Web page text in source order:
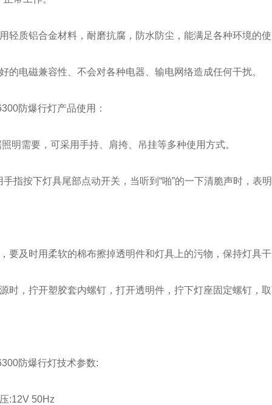
轻质铝合金材料，耐磨抗腐，防水防尘，能满足各种环境的
的电磁兼容性、不会对各种电器、输电网络造成任何干扰。
防爆行灯产品使用：
明需要，可采用手持、肩挎、吊挂等多种使用方式。
手指按下灯具尾部点动开关，当听到“啪”的一下清脆声时，表
要及时用柔软的棉布擦掉透明件和灯具上的污物，保持灯具
时，拧开塑胶套内螺钉，打开透明件，拧下灯座固定螺钉，
防爆行灯技术参数:
:12V 50Hz